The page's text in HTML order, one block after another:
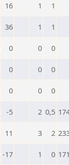
16 1 1
36 1 1
0 0 0
0 0 0
0 0 0
-5 2 0,5
11 3 2
-17 1 0